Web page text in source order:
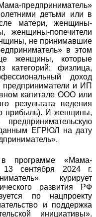
предприниматель»
детьми или в
матери, женщины-
женщины-попечители
не принимавшие
в этом
женщины, которые
физлица,
доход
предприниматели и ИП
капитале ООО или
результата ведения
прибыль). И женщины,
данным ЕГРЮЛ на дату
программе «Мама-
13 сентября 2024 г.
курирует
развития РФ
по нацпроекту
и поддержка
инициативы».